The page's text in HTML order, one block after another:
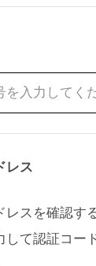
レス
レスを確認す
して認証コー